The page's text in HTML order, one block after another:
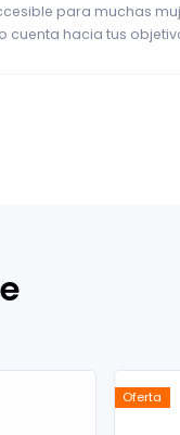
para muchas
cuenta hacia tus
Oferta